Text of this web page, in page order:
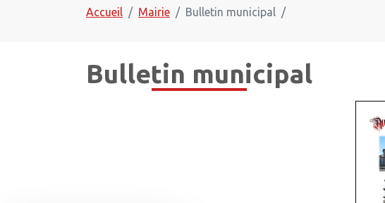
Accueil Mairie Bulletin municipal
Bulletin municipal